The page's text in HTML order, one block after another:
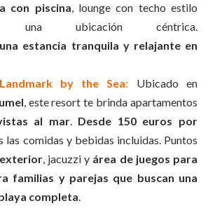
con piscina, lounge con techo estilo
ubicación céntrica.
estancia tranquila y relajante en
by the Sea: Ubicado en
, este resort te brinda apartamentos
al mar. Desde 150 euros por
las comidas y bebidas incluidas. Puntos
, jacuzzi y área de juegos para
familias y parejas que buscan una
completa.